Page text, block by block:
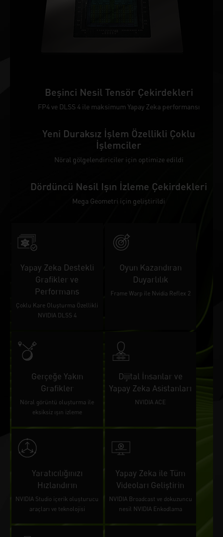
Beşinci Nesil Tensör Çekirdekleri
FP4 ve DLSS 4 ile maksimum Yapay Zeka performansı
Yeni Duraksız İşlem Özellikli Çoklu
İşlemciler
Nöral gölgelendiriciler için optimize edildi
Dördüncü Nesil Işın İzleme Çekirdekleri
Mega Geometri için geliştirildi
Yapay Zeka Destekli
Grafikler ve
Performans
Çoklu Kare Oluşturma Özellikli
NVIDIA DLSS 4
Oyun Kazandıran
Duyarlılık
Frame Warp ile Nvidia Reflex 2
Gerçeğe Yakın
Grafikler
Nöral görüntü oluşturma ile
eksiksiz ışın izleme
Dijital İnsanlar ve
Yapay Zeka Asistanları
NVIDIA ACE
Yaratıcılığınızı
Hızlandırın
NVIDIA Studio içerik oluşturucu
araçları ve teknolojisi
Yapay Zeka ile Tüm
Videoları Geliştirin
NVIDIA Broadcast ve dokuzuncu
nesil NVIDIA Enkodlama